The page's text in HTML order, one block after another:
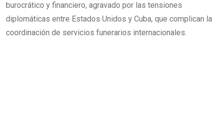
burocrático y financiero, agravado por las tensiones
diplomáticas entre Estados Unidos y Cuba, que complican la
coordinación de servicios funerarios internacionales.